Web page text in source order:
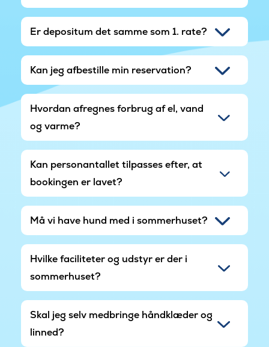
Er depositum det samme som 1. rate?
Kan jeg afbestille min reservation?
Hvordan afregnes forbrug af el, vand
og varme?
Kan personantallet tilpasses efter, at
bookingen er lavet?
Må vi have hund med i sommerhuset?
Hvilke faciliteter og udstyr er der i
sommerhuset?
Skal jeg selv medbringe håndklæder og
linned?